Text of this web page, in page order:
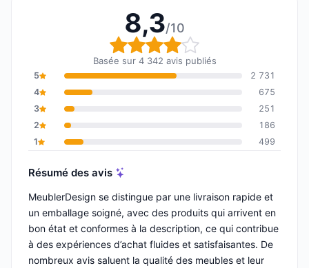
8,3/10
Note globale : 8,3 sur
Basée sur 4 342 avis publiés
5
2 731
4
675
3
251
2
186
1
499
Résumé des avis
MeublerDesign se distingue par une livraison rapide et
un emballage soigné, avec des produits qui arrivent en
bon état et conformes à la description, ce qui contribue
à des expériences d’achat fluides et satisfaisantes. De
nombreux avis saluent la qualité des meubles et leur